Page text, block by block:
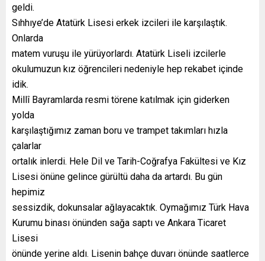
geldi.
Sıhhıye’de Atatürk Lisesi erkek izcileri ile karşılaştık.
Onlarda
matem vuruşu ile yürüyorlardı. Atatürk Liseli izcilerle
okulumuzun kız öğrencileri nedeniyle hep rekabet içinde
idik.
Millî Bayramlarda resmi törene katılmak için giderken
yolda
karşılaştığımız zaman boru ve trampet takımları hızla
çalarlar
ortalık inlerdi. Hele Dil ve Tarih-Coğrafya Fakültesi ve Kız
Lisesi önüne gelince gürültü daha da artardı. Bu gün
hepimiz
sessizdik, dokunsalar ağlayacaktık. Oymağımız Türk Hava
Kurumu binası önünden sağa saptı ve Ankara Ticaret
Lisesi
önünde yerine aldı. Lisenin bahçe duvarı önünde saatlerce